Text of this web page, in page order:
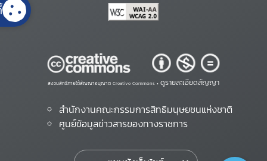
สงวนสิทธิ์ภายใต้สัญญาอนุญาต Creative Commons • ดูรายละเอียดสัญญา
สำนักงานคณะกรรมการสิทธิมนุษยชนแห่งชาติ
ศูนย์ข้อมูลข่าวสารของทางราชการ